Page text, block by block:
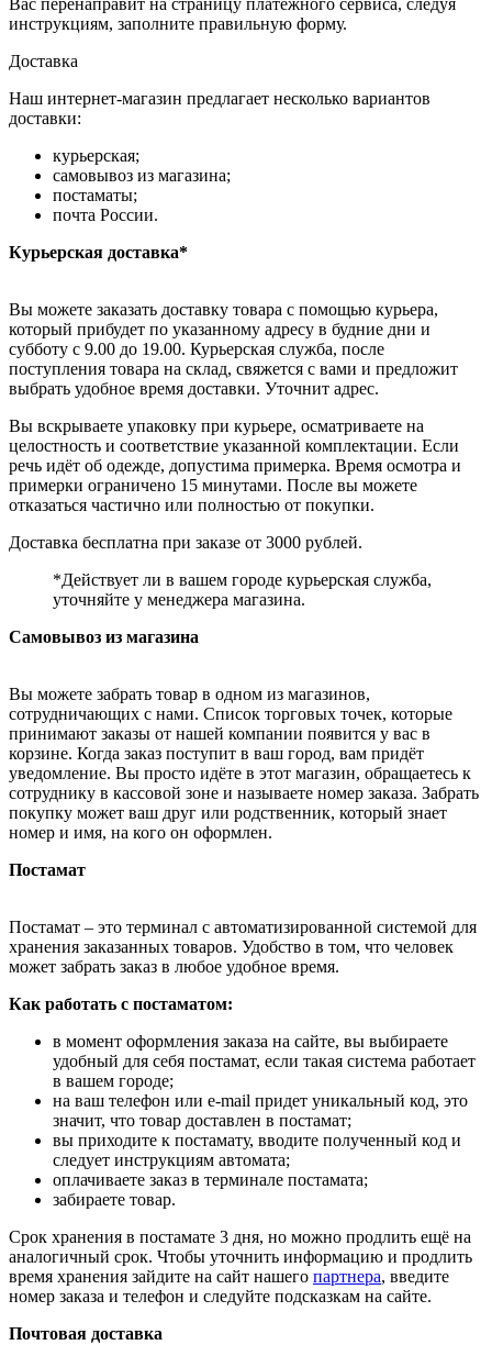
Вас перенаправит на страницу платежного сервиса, следуя
инструкциям, заполните правильную форму.
Доставка
Наш интернет-магазин предлагает несколько вариантов
доставки:
курьерская;
самовывоз из магазина;
постаматы;
почта России.
Курьерская доставка*
Вы можете заказать доставку товара с помощью курьера,
который прибудет по указанному адресу в будние дни и
субботу с 9.00 до 19.00. Курьерская служба, после
поступления товара на склад, свяжется с вами и предложит
выбрать удобное время доставки. Уточнит адрес.
Вы вскрываете упаковку при курьере, осматриваете на
целостность и соответствие указанной комплектации. Если
речь идёт об одежде, допустима примерка. Время осмотра и
примерки ограничено 15 минутами. После вы можете
отказаться частично или полностью от покупки.
Доставка бесплатна при заказе от 3000 рублей.
*Действует ли в вашем городе курьерская служба,
уточняйте у менеджера магазина.
Самовывоз из магазина
Вы можете забрать товар в одном из магазинов,
сотрудничающих с нами. Список торговых точек, которые
принимают заказы от нашей компании появится у вас в
корзине. Когда заказ поступит в ваш город, вам придёт
уведомление. Вы просто идёте в этот магазин, обращаетесь к
сотруднику в кассовой зоне и называете номер заказа. Забрать
покупку может ваш друг или родственник, который знает
номер и имя, на кого он оформлен.
Постамат
Постамат – это терминал с автоматизированной системой для
хранения заказанных товаров. Удобство в том, что человек
может забрать заказ в любое удобное время.
Как работать с постаматом:
в момент оформления заказа на сайте, вы выбираете
удобный для себя постамат, если такая система работает
в вашем городе;
на ваш телефон или e-mail придет уникальный код, это
значит, что товар доставлен в постамат;
вы приходите к постамату, вводите полученный код и
следует инструкциям автомата;
оплачиваете заказ в терминале постамата;
забираете товар.
Срок хранения в постамате 3 дня, но можно продлить ещё на
аналогичный срок. Чтобы уточнить информацию и продлить
время хранения зайдите на сайт нашего партнера, введите
номер заказа и телефон и следуйте подсказкам на сайте.
Почтовая доставка